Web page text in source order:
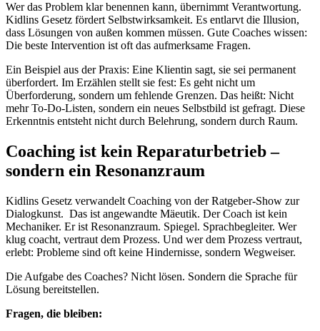
Wer das Problem klar benennen kann, übernimmt Verantwortung.
Kidlins Gesetz fördert Selbstwirksamkeit. Es entlarvt die Illusion,
dass Lösungen von außen kommen müssen. Gute Coaches wissen:
Die beste Intervention ist oft das aufmerksame Fragen.
Ein Beispiel aus der Praxis: Eine Klientin sagt, sie sei permanent
überfordert. Im Erzählen stellt sie fest: Es geht nicht um
Überforderung, sondern um fehlende Grenzen. Das heißt: Nicht
mehr To-Do-Listen, sondern ein neues Selbstbild ist gefragt. Diese
Erkenntnis entsteht nicht durch Belehrung, sondern durch Raum.
Coaching ist kein Reparaturbetrieb –
sondern ein Resonanzraum
Kidlins Gesetz verwandelt Coaching von der Ratgeber-Show zur
Dialogkunst. Das ist angewandte Mäeutik. Der Coach ist kein
Mechaniker. Er ist Resonanzraum. Spiegel. Sprachbegleiter. Wer
klug coacht, vertraut dem Prozess. Und wer dem Prozess vertraut,
erlebt: Probleme sind oft keine Hindernisse, sondern Wegweiser.
Die Aufgabe des Coaches? Nicht lösen. Sondern die Sprache für
Lösung bereitstellen.
Fragen, die bleiben: